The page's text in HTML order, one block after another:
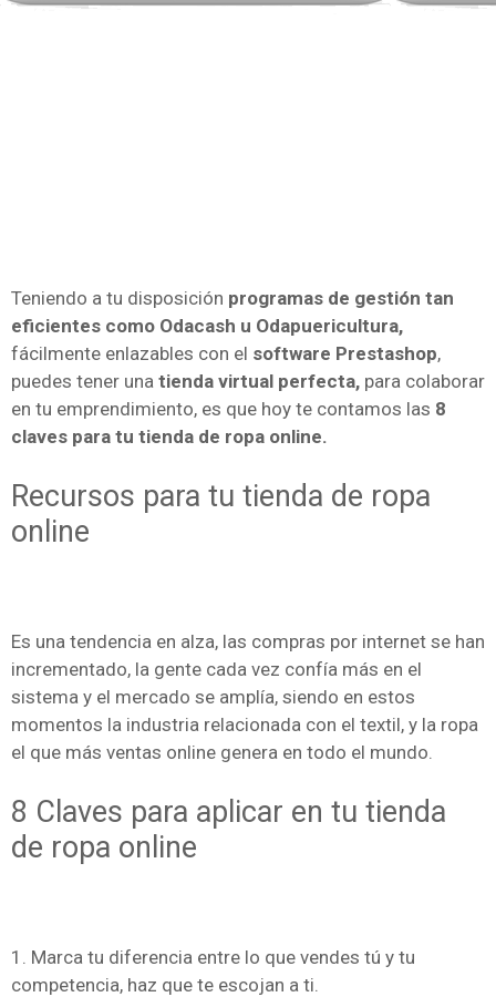
Teniendo a tu disposición programas de gestión tan
eficientes como Odacash u Odapuericultura,
fácilmente enlazables con el software Prestashop,
puedes tener una tienda virtual perfecta, para colaborar
en tu emprendimiento, es que hoy te contamos las 8
claves para tu tienda de ropa online.
Recursos para tu tienda de ropa
online
Es una tendencia en alza, las compras por internet se han
incrementado, la gente cada vez confía más en el
sistema y el mercado se amplía, siendo en estos
momentos la industria relacionada con el textil, y la ropa
el que más ventas online genera en todo el mundo.
8 Claves para aplicar en tu tienda
de ropa online
1. Marca tu diferencia entre lo que vendes tú y tu
competencia, haz que te escojan a ti.